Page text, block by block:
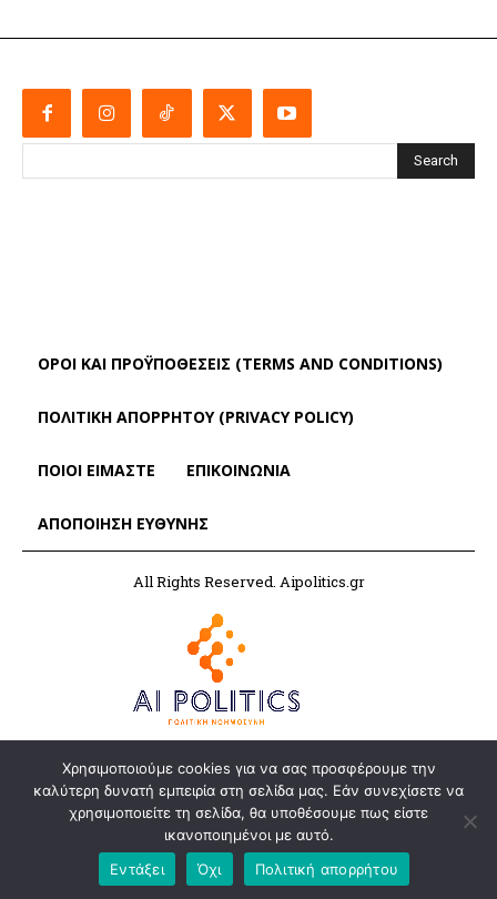
Search
ΌΡΟΙ ΚΑΙ ΠΡΟΫΠΟΘΈΣΕΙΣ (TERMS AND CONDITIONS)
ΠΟΛΙΤΙΚΗ ΑΠΟΡΡΗΤΟΥ (PRIVACY POLICY)
ΠΟΙΟΙ ΕΙΜΑΣΤΕ ΕΠΙΚΟΙΝΩΝΙΑ
ΑΠΟΠΟΊΗΣΗ ΕΥΘΎΝΗΣ
All Rights Reserved. Aipolitics.gr
Χρησιμοποιούμε cookies για να σας προσφέρουμε την
καλύτερη δυνατή εμπειρία στη σελίδα μας. Εάν συνεχίσετε να
χρησιμοποιείτε τη σελίδα, θα υποθέσουμε πως είστε
ικανοποιημένοι με αυτό.
Εντάξει
Όχι Πολιτική απορρήτου